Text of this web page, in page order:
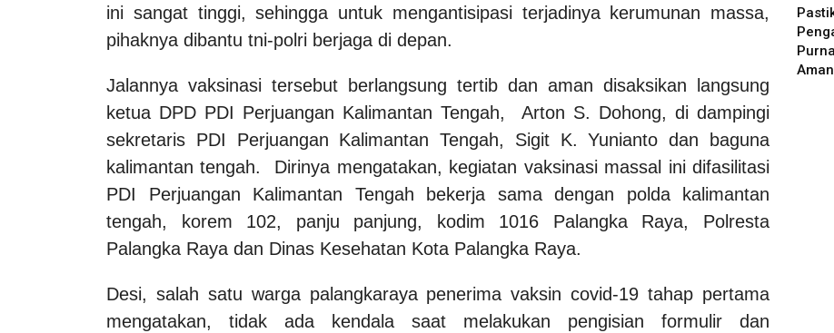
ini sangat tinggi, sehingga untuk mengantisipasi terjadinya kerumunan massa,
pihaknya dibantu tni-polri berjaga di depan.
Jalannya vaksinasi tersebut berlangsung tertib dan aman disaksikan langsung
ketua DPD PDI Perjuangan Kalimantan Tengah, Arton S. Dohong, di dampingi
sekretaris PDI Perjuangan Kalimantan Tengah, Sigit K. Yunianto dan baguna
kalimantan tengah. Dirinya mengatakan, kegiatan vaksinasi massal ini difasilitasi
PDI Perjuangan Kalimantan Tengah bekerja sama dengan polda kalimantan
tengah, korem 102, panju panjung, kodim 1016 Palangka Raya, Polresta
Palangka Raya dan Dinas Kesehatan Kota Palangka Raya.
Desi, salah satu warga palangkaraya penerima vaksin covid-19 tahap pertama
mengatakan, tidak ada kendala saat melakukan pengisian formulir dan
Aman